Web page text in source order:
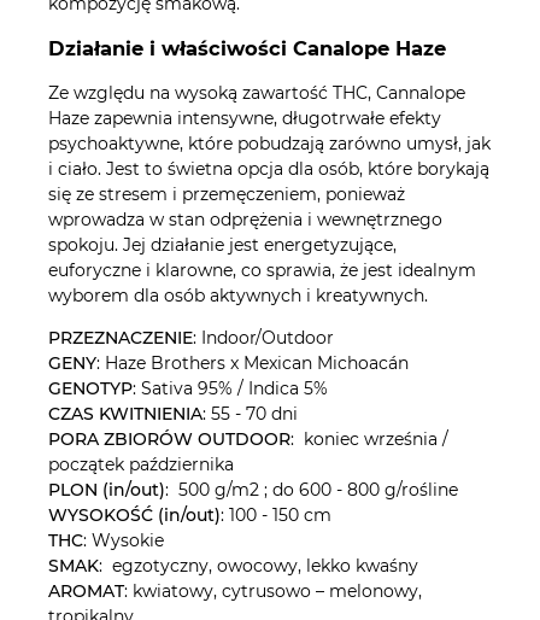
Działanie i właściwości Canalope Haze
Ze względu na wysoką zawartość THC, Cannalope
Haze zapewnia intensywne, długotrwałe efekty
psychoaktywne, które pobudzają zarówno umysł, jak
i ciało. Jest to świetna opcja dla osób, które borykają
się ze stresem i przemęczeniem, ponieważ
wprowadza w stan odprężenia i wewnętrznego
spokoju. Jej działanie jest energetyzujące,
euforyczne i klarowne, co sprawia, że jest idealnym
wyborem dla osób aktywnych i kreatywnych.
PRZEZNACZENIE: Indoor/Outdoor
GENY: Haze Brothers x Mexican Michoacán
GENOTYP: Sativa 95% / Indica 5%
CZAS KWITNIENIA: 55 - 70 dni
PORA ZBIORÓW OUTDOOR: koniec września /
początek października
PLON (in/out): 500 g/m2 ; do 600 - 800 g/rośline
WYSOKOŚĆ (in/out): 100 - 150 cm
THC: Wysokie
SMAK: egzotyczny, owocowy, lekko kwaśny
AROMAT: kwiatowy, cytrusowo – melonowy,